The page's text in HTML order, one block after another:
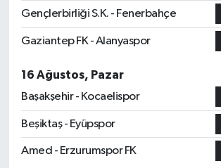
Gençlerbirliği S.K. - Fenerbahçe
Gaziantep FK - Alanyaspor
16 Ağustos, Pazar
Başakşehir - Kocaelispor
Beşiktaş - Eyüpspor
Amed - Erzurumspor FK